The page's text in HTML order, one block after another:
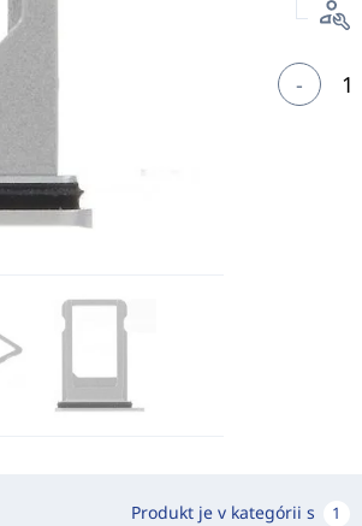
-
Produkt je v kategórii s 1